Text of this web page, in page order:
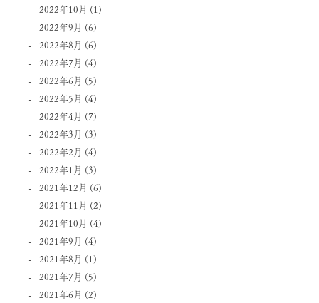
2022年10月 (1)
2022年9月 (6)
2022年8月 (6)
2022年7月 (4)
2022年6月 (5)
2022年5月 (4)
2022年4月 (7)
2022年3月 (3)
2022年2月 (4)
2022年1月 (3)
2021年12月 (6)
2021年11月 (2)
2021年10月 (4)
2021年9月 (4)
2021年8月 (1)
2021年7月 (5)
2021年6月 (2)